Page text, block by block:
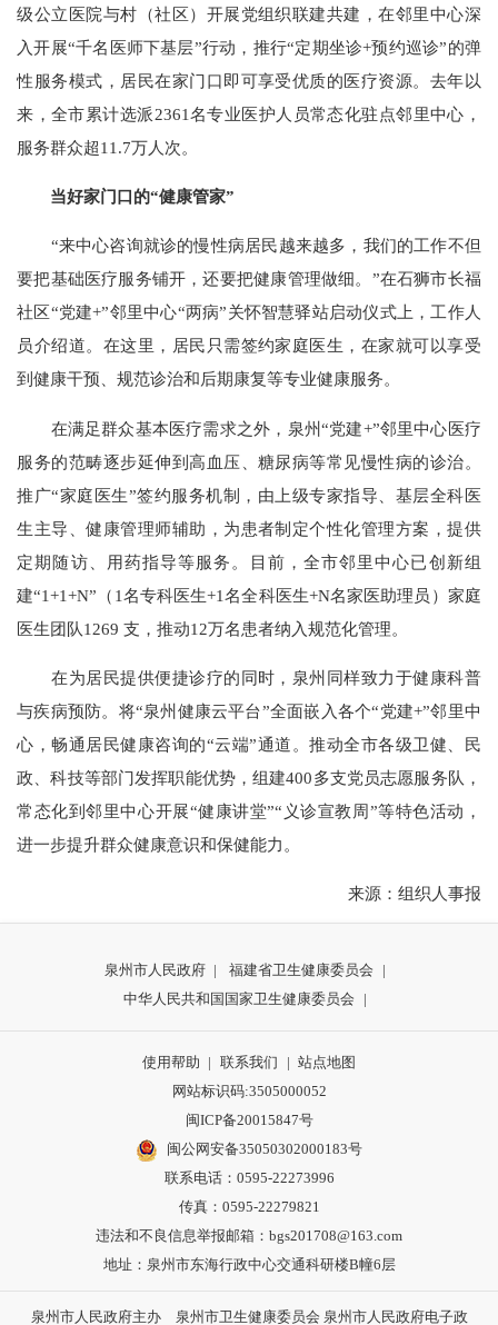
级公立医院与村（社区）开展党组织联建共建，在邻里中心深
入开展“千名医师下基层”行动，推行“定期坐诊+预约巡诊”的弹
性服务模式，居民在家门口即可享受优质的医疗资源。去年以
来，全市累计选派2361名专业医护人员常态化驻点邻里中心，
服务群众超11.7万人次。
当好家门口的“健康管家”
“来中心咨询就诊的慢性病居民越来越多，我们的工作不但
要把基础医疗服务铺开，还要把健康管理做细。”在石狮市长福
社区“党建+”邻里中心“两病”关怀智慧驿站启动仪式上，工作人
员介绍道。在这里，居民只需签约家庭医生，在家就可以享受
到健康干预、规范诊治和后期康复等专业健康服务。
在满足群众基本医疗需求之外，泉州“党建+”邻里中心医疗
服务的范畴逐步延伸到高血压、糖尿病等常见慢性病的诊治。
推广“家庭医生”签约服务机制，由上级专家指导、基层全科医
生主导、健康管理师辅助，为患者制定个性化管理方案，提供
定期随访、用药指导等服务。目前，全市邻里中心已创新组
建“1+1+N”（1名专科医生+1名全科医生+N名家医助理员）家庭
医生团队1269 支，推动12万名患者纳入规范化管理。
在为居民提供便捷诊疗的同时，泉州同样致力于健康科普
与疾病预防。将“泉州健康云平台”全面嵌入各个“党建+”邻里中
心，畅通居民健康咨询的“云端”通道。推动全市各级卫健、民
政、科技等部门发挥职能优势，组建400多支党员志愿服务队，
常态化到邻里中心开展“健康讲堂”“义诊宣教周”等特色活动，
进一步提升群众健康意识和保健能力。
来源：组织人事报
泉州市人民政府 | 福建省卫生健康委员会
|
中华人民共和国国家卫生健康委员会
|
使用帮助 | 联系我们 | 站点地图
网站标识码:3505000052
闽ICP备20015847号
闽公网安备35050302000183号
联系电话：0595-22273996
传真：0595-22279821
违法和不良信息举报邮箱：bgs201708@163.com
地址：泉州市东海行政中心交通科研楼B幢6层
泉州市人民政府主办 泉州市卫生健康委员会 泉州市人民政府电子政